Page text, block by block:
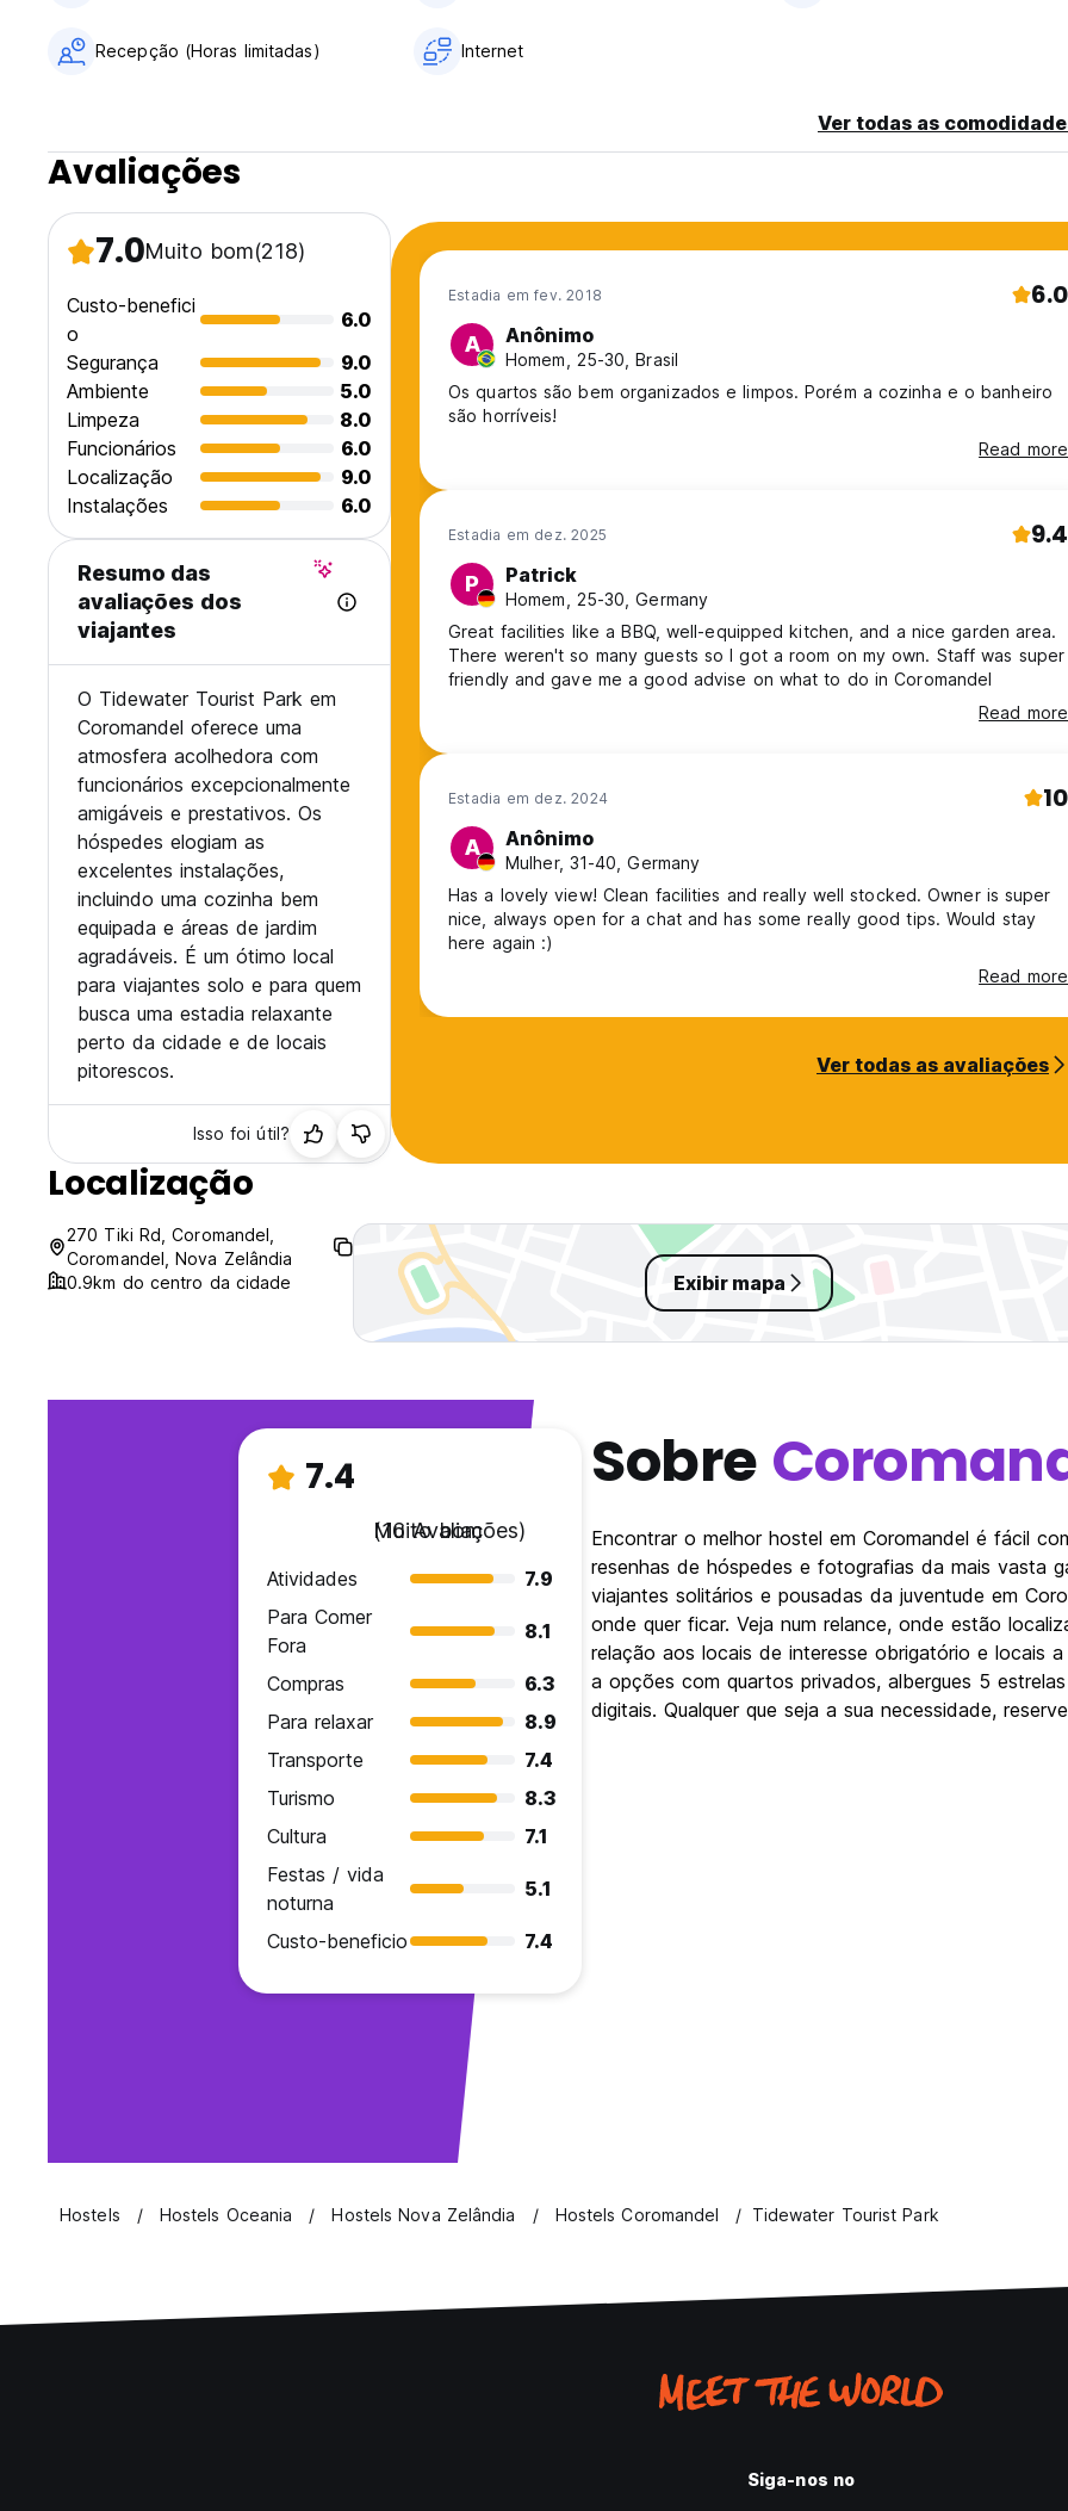
Recepção (Horas limitadas) Internet
Ver todas as
Avaliações
7.0Muito bom(218)
Custo-benefici
o
6.0
Segurança
9.0
Ambiente
5.0
Limpeza
8.0
Funcionários
6.0
Localização
9.0
Instalações
6.0
Resumo das
avaliações dos
viajantes
O Tidewater Tourist Park em
Coromandel oferece uma
atmosfera acolhedora com
funcionários excepcionalmente
amigáveis e prestativos. Os
hóspedes elogiam as
excelentes instalações,
incluindo uma cozinha bem
equipada e áreas de jardim
agradáveis. É um ótimo local
para viajantes solo e para quem
busca uma estadia relaxante
perto da cidade e de locais
pitorescos.
Isso foi útil?
Estadia em fev. 2018 6.0
A Anônimo
Homem, 25-30, Brasil
Os quartos são bem organizados e limpos. Porém a cozinha e o banheiro
são horríveis!
Read more
Estadia em dez. 2025 9.4
P Patrick
Homem, 25-30, Germany
Great facilities like a BBQ, well-equipped kitchen, and a nice garden area.
There weren't so many guests so I got a room on my own. Staff was super
friendly and gave me a good advise on what to do in Coromandel
Read more
Estadia em dez. 2024 10
A Anônimo
Mulher, 31-40, Germany
Has a lovely view! Clean facilities and really well stocked. Owner is super
nice, always open for a chat and has some really good tips. Would stay
here again :)
Read more
Ver todas as avaliações
Localização
270 Tiki Rd, Coromandel,
Coromandel, Nova Zelândia
0.9km do centro da cidade
Exibir mapa
7.4
Muito bom
(16 Avaliações)
Atividades
7.9
Para Comer
Fora
8.1
Compras
6.3
Para relaxar
8.9
Transporte
7.4
Turismo
8.3
Cultura
7.1
Festas / vida
noturna
5.1
Custo-beneficio 7.4
Sobre
Encontrar o melhor hostel em Coromandel é fácil
resenhas de hóspedes e fotografias da mais vasta
viajantes solitários e pousadas da juventude em
onde quer ficar. Veja num relance, onde estão
relação aos locais de interesse obrigatório e locais
a opções com quartos privados, albergues 5
digitais. Qualquer que seja a sua necessidade,
Hostels Hostels Oceania Hostels Nova Zelândia Hostels Coromandel Tidewater Tourist Park
Siga-nos no